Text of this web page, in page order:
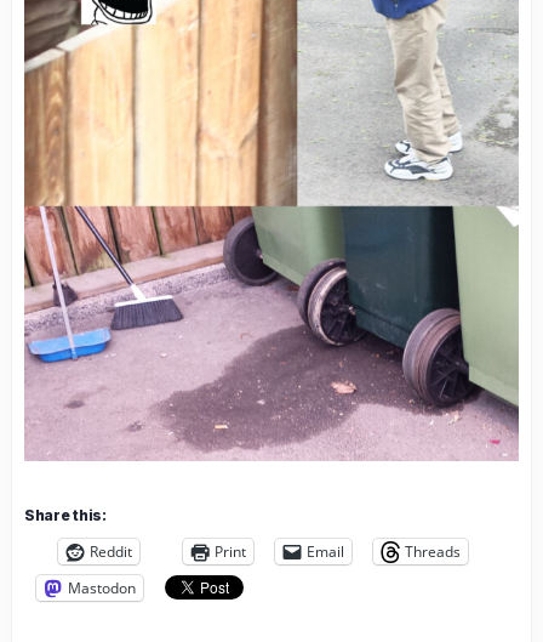
Share this:
Reddit Print Email
Threads
Mastodon